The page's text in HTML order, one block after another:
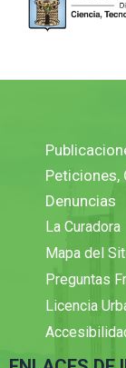
Peticiones,
Denuncias
La Curadora
Mapa del
Preguntas
Licencia